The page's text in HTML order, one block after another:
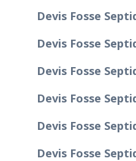
Devis Fosse
Devis Fosse
Devis Fosse
Devis Fosse
Devis Fosse
Devis Fosse